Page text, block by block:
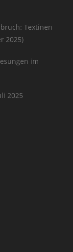
Textinen
2025)
im
2025